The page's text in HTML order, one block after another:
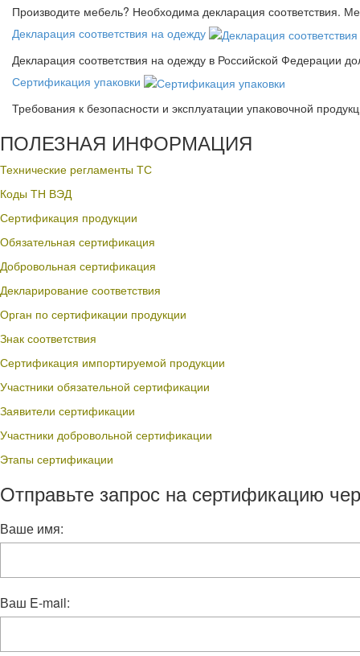
Производите мебель? Необходима декларация соответствия.
Декларация соответствия на одежду
Декларация соответствия на одежду в Российской Федерации
Сертификация упаковки
Требования к безопасности и эксплуатации упаковочной
ПОЛЕЗНАЯ ИНФОРМАЦИЯ
Технические регламенты ТС
Коды ТН ВЭД
Сертификация продукции
Обязательная сертификация
Добровольная сертификация
Декларирование соответствия
Орган по сертификации продукции
Знак соответствия
Сертификация импортируемой продукции
Участники обязательной сертификации
Заявители сертификации
Участники добровольной сертификации
Этапы сертификации
Отправьте запрос на сертификацию
Ваше имя:
Ваш E-mail: